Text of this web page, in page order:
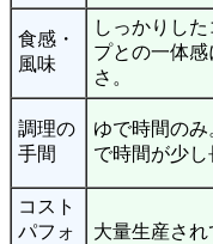
食感・
風味
しっかりし
プとの一体感
さ。
調理の
手間
ゆで時間の
で時間が少し
コスト
パフォ
大量生産さ